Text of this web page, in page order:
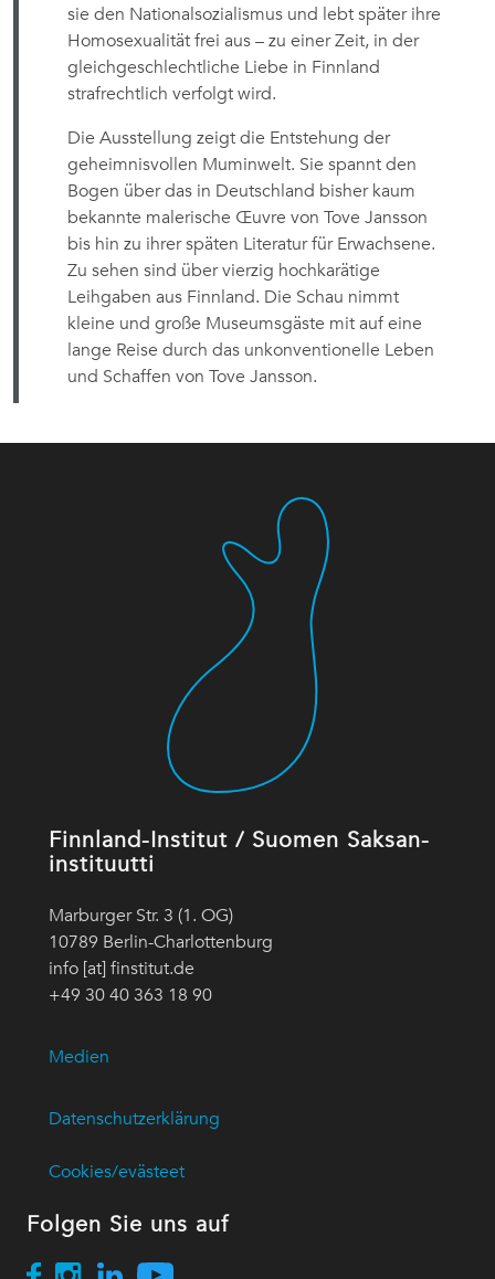
sie den Nationalsozialismus und lebt später ihre
Homosexualität frei aus – zu einer Zeit, in der
gleichgeschlechtliche Liebe in Finnland
strafrechtlich verfolgt wird.
Die Ausstellung zeigt die Entstehung der
geheimnisvollen Muminwelt. Sie spannt den
Bogen über das in Deutschland bisher kaum
bekannte malerische Œuvre von Tove Jansson
bis hin zu ihrer späten Literatur für Erwachsene.
Zu sehen sind über vierzig hochkarätige
Leihgaben aus Finnland. Die Schau nimmt
kleine und große Museumsgäste mit auf eine
lange Reise durch das unkonventionelle Leben
und Schaffen von Tove Jansson.
Finnland-Institut / Suomen Saksan-
instituutti
Marburger Str. 3 (1. OG)
10789 Berlin-Charlottenburg
info [at] finstitut.de
+49 30 40 363 18 90
Medien
Datenschutzerklärung
Cookies/evästeet
Folgen Sie uns auf